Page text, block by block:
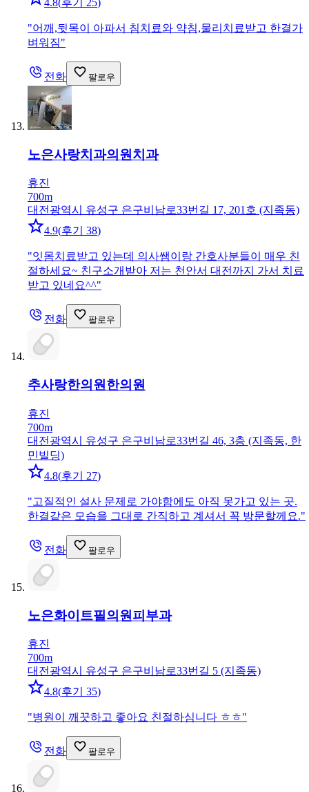
4.8(후기 25)
"어깨,뒷목이 아파서 침치료와 약침,물리치료받고 한결가
벼워짐"
전화 팔로우
노은사랑치과의원 치과
휴진
700m
대전광역시 유성구 은구비남로33번길 17, 201호 (지족동)
4.9(후기 38)
"잇몸치료받고 있는데 의사쌤이랑 간호사분들이 매우 친
절하세요~ 친구소개받아 저는 천안서 대전까지 가서 치료
받고 있네요^^"
전화 팔로우
추사랑한의원 한의원
휴진
700m
대전광역시 유성구 은구비남로33번길 46, 3층 (지족동, 한
민빌딩)
4.8(후기 27)
"고질적인 설사 문제로 가야함에도 아직 못가고 있는 곳.
한결같은 모습을 그대로 간직하고 계셔서 꼭 방문할께요."
전화 팔로우
노은화이트필의원 피부과
휴진
700m
대전광역시 유성구 은구비남로33번길 5 (지족동)
4.8(후기 35)
"병원이 깨끗하고 좋아요 친절하심니다 ㅎㅎ"
전화 팔로우